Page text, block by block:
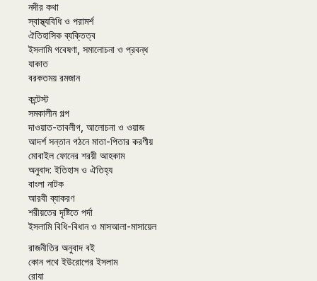
নদীর কথা
স্বাস্থ্যবিধি ও পরামর্শ
ঐতিহাসিক ব্যক্তিত্ব
ইসলামি গবেষণা, সমালোচনা ও প্রবন্ধ
যাকাত
বরকতময় রমজান
কন্টেস্ট
সমকালীন গল্প
দাওয়াত-তাবলীগ, আলোচনা ও ওয়াজ
আদর্শ সন্তান গঠনে মাতা-পিতার করণীয়
মোবাইল ফোনের শরয়ী আহকাম
অনুবাদ: ইতিহাস ও ঐতিহ্য
বাংলা নাটক
আরবী ব্যাকরণ
শরীয়তের দৃষ্টিতে পর্দা
ইসলামি বিধি-বিধান ও মাসআলা-মাসায়েল
রাজনীতির অনুবাদ বই
কোন পথে ইউরোপের ইসলাম
রোযা